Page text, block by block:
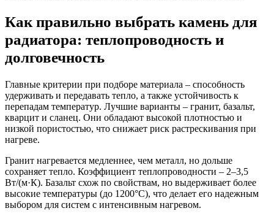
Как правильно выбрать камень для
радиатора: теплопроводность и
долговечность
Главные критерии при подборе материала – способность
удерживать и передавать тепло, а также устойчивость к
перепадам температур. Лучшие варианты – гранит, базальт,
кварцит и сланец. Они обладают высокой плотностью и
низкой пористостью, что снижает риск растрескивания при
нагреве.
Гранит нагревается медленнее, чем металл, но дольше
сохраняет тепло. Коэффициент теплопроводности – 2–3,5
Вт/(м·К). Базальт схож по свойствам, но выдерживает более
высокие температуры (до 1200°C), что делает его надежным
выбором для систем с интенсивным нагревом.